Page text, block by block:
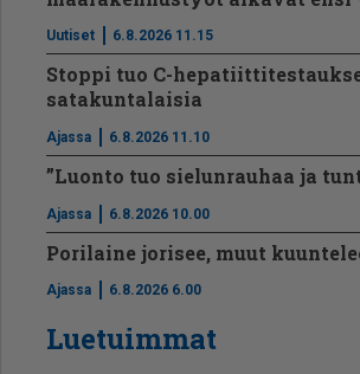
Uutiset 6.8.2026 11.15
Stoppi tuo C-
satakuntalaisia
Ajassa 6.8.2026 11.10
”Luonto tuo sielunrauhaa ja
Ajassa 6.8.2026 10.00
Porilaine jorisee, muut
Ajassa 6.8.2026 6.00
Luetuimmat